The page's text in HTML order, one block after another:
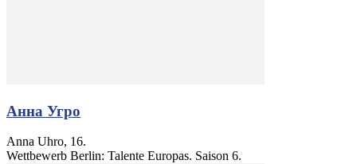
Анна Угро
Anna Uhro, 16.
Wettbewerb Berlin: Talente Europas. Saison 6.